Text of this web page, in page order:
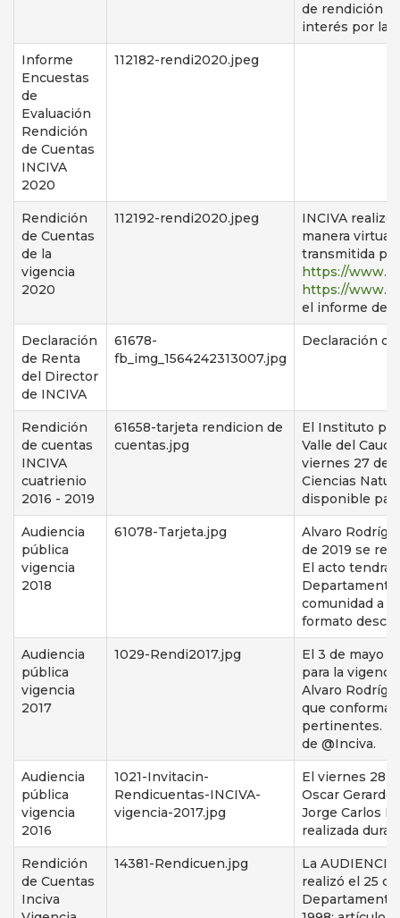
de rendición
interés por la
Informe
Encuestas
de
Evaluación
Rendición
de Cuentas
INCIVA
2020
112182-rendi2020.jpeg
Rendición
de Cuentas
de la
vigencia
2020
112192-rendi2020.jpeg
INCIVA
manera virtual
transmitida
https://
https://
el informe de
Declaración
de Renta
del Director
de INCIVA
61678-
fb_img_1564242313007.jpg
Declaración
Rendición
de cuentas
INCIVA
cuatrienio
2016 - 2019
61658-tarjeta rendicion de
cuentas.jpg
El Instituto
Valle del
viernes 27 de
Ciencias
disponible
Audiencia
pública
vigencia
2018
61078-Tarjeta.jpg
Alvaro
de 2019 se
El acto tendrá
comunidad a
formato
Audiencia
pública
vigencia
2017
1029-Rendi2017.jpg
El 3 de mayo
para la
Alvaro
que
pertinentes.
de @Inciva.
Audiencia
pública
vigencia
2016
1021-Invitacin-
Rendicuentas-INCIVA-
vigencia-2017.jpg
El viernes 28
Oscar
Jorge Carlos
realizada
Rendición
de Cuentas
Inciva
14381-Rendicuen.jpg
La
realizó el 25